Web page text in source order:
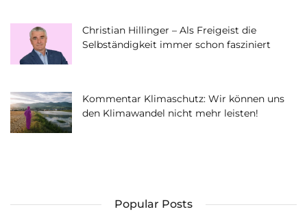
Christian Hillinger – Als Freigeist die
Selbständigkeit immer schon fasziniert
Kommentar Klimaschutz: Wir können uns
den Klimawandel nicht mehr leisten!
Popular Posts